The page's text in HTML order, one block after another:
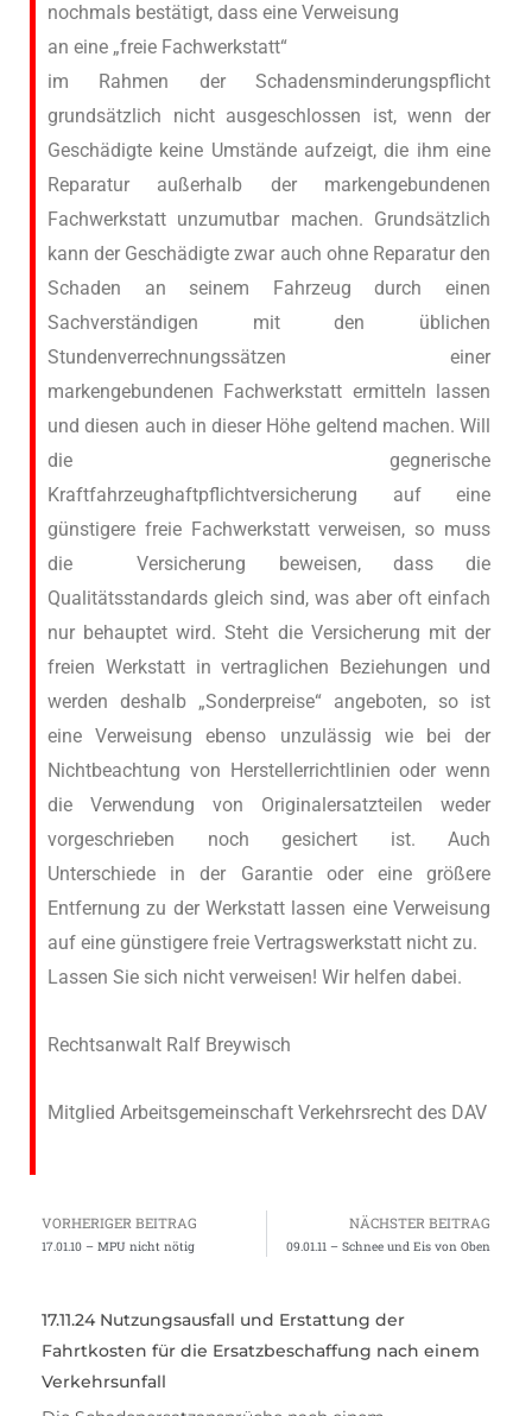
nochmals bestätigt, dass eine Verweisung
an eine „freie Fachwerkstatt“
im Rahmen der Schadensminderungspflicht
grundsätzlich nicht ausgeschlossen ist, wenn der
Geschädigte keine Umstände aufzeigt, die ihm eine
Reparatur außerhalb der markengebundenen
Fachwerkstatt unzumutbar machen. Grundsätzlich
kann der Geschädigte zwar auch ohne Reparatur den
Schaden an seinem Fahrzeug durch einen
Sachverständigen mit den üblichen
Stundenverrechnungssätzen einer
markengebundenen Fachwerkstatt ermitteln lassen
und diesen auch in dieser Höhe geltend machen. Will
die gegnerische
Kraftfahrzeughaftpflichtversicherung auf eine
günstigere freie Fachwerkstatt verweisen, so muss
die Versicherung beweisen, dass die
Qualitätsstandards gleich sind, was aber oft einfach
nur behauptet wird. Steht die Versicherung mit der
freien Werkstatt in vertraglichen Beziehungen und
werden deshalb „Sonderpreise“ angeboten, so ist
eine Verweisung ebenso unzulässig wie bei der
Nichtbeachtung von Herstellerrichtlinien oder wenn
die Verwendung von Originalersatzteilen weder
vorgeschrieben noch gesichert ist. Auch
Unterschiede in der Garantie oder eine größere
Entfernung zu der Werkstatt lassen eine Verweisung
auf eine günstigere freie Vertragswerkstatt nicht zu.
Lassen Sie sich nicht verweisen! Wir helfen dabei.
Rechtsanwalt Ralf Breywisch
Mitglied Arbeitsgemeinschaft Verkehrsrecht des DAV
VORHERIGER BEITRAG
17.01.10 – MPU nicht nötig
NÄCHSTER BEITRAG
09.01.11 – Schnee und Eis von Oben
17.11.24 Nutzungsausfall und Erstattung der
Fahrtkosten für die Ersatzbeschaffung nach einem
Verkehrsunfall